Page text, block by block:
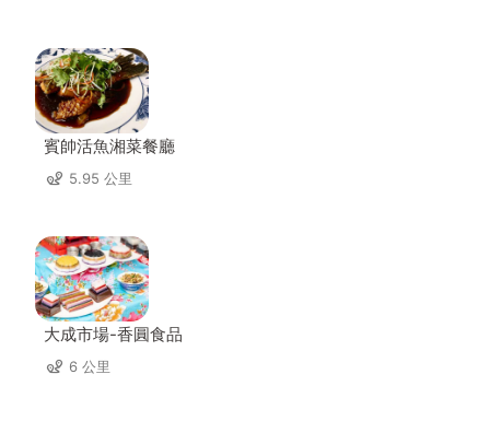
賓帥活魚湘菜餐廳
5.95 公里
大成市場-香圓食品
6 公里